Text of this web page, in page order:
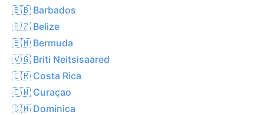
🇧🇧 Barbados
🇧🇿 Belize
🇧🇲 Bermuda
🇻🇬 Briti Neitsisaared
🇨🇷 Costa Rica
🇨🇼 Curaçao
🇩🇲 Dominica